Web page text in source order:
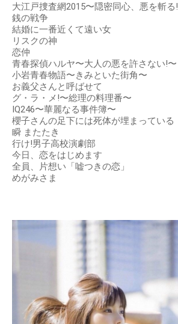
大江戸捜査網2015〜隠密同心、悪を斬る!
銭の戦争
結婚に一番近くて遠い女
リスクの神
恋仲
青春探偵ハルヤ〜大人の悪を許さない!〜
小岩青春物語〜きみといた街角〜
お義父さんと呼ばせて
グ・ラ・メ!〜総理の料理番〜
IQ246〜華麗なる事件簿〜
櫻子さんの足下には死体が埋まっている
瞬 またたき
行け!男子高校演劇部
今日、恋をはじめます
全員、片想い「嘘つきの恋」
めがみさま